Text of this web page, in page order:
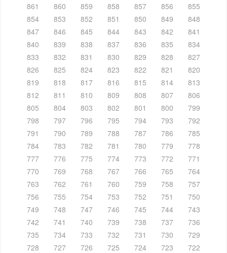
861
860 859 858 857 856
855
854
853 852 851 850 849
848
847
846 845 844 843 842
841
840
839 838 837 836 835
834
833
832 831 830 829 828
827
826
825 824 823 822 821
820
819
818 817 816 815 814
813
812
811 810 809 808 807
806
805
804 803 802 801 800
799
798
797 796 795 794 793
792
791
790 789 788 787 786
785
784
783 782 781 780 779
778
777
776 775 774 773 772
771
770
769 768 767 766 765
764
763
762 761 760 759 758
757
756
755 754 753 752 751
750
749
748 747 746 745 744
743
742
741 740 739 738 737
736
735
734 733 732 731 730
729
728
727 726 725 724 723 722